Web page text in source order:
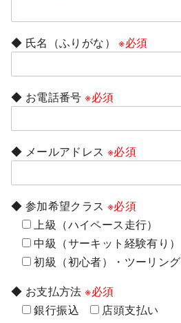
◆ 氏名（ふりがな）※必須
◆ お電話番号※必須
◆ メールアドレス ※必須
◆ 参加希望クラス ※必須
上級（ハイペース走行）
中級（サーキット経験有り）
初級（初心者）・ツーリング
◆ お支払方法※必須
銀行振込
店頭支払い